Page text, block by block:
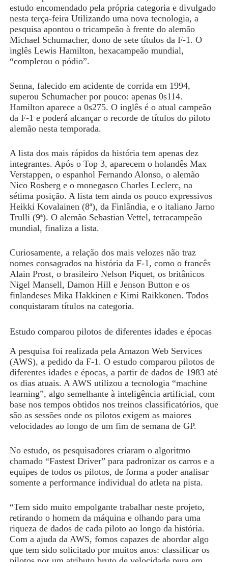
estudo encomendado pela própria categoria e divulgado
nesta terça-feira Utilizando uma nova tecnologia, a
pesquisa apontou o tricampeão à frente do alemão
Michael Schumacher, dono de sete títulos da F-1. O
inglês Lewis Hamilton, hexacampeão mundial,
“completou o pódio”.
Senna, falecido em acidente de corrida em 1994,
superou Schumacher por pouco: apenas 0s114.
Hamilton aparece a 0s275. O inglês é o atual campeão
da F-1 e poderá alcançar o recorde de títulos do piloto
alemão nesta temporada.
A lista dos mais rápidos da história tem apenas dez
integrantes. Após o Top 3, aparecem o holandês Max
Verstappen, o espanhol Fernando Alonso, o alemão
Nico Rosberg e o monegasco Charles Leclerc, na
sétima posição. A lista tem ainda os pouco expressivos
Heikki Kovalainen (8ª), da Finlândia, e o italiano Jarno
Trulli (9ª). O alemão Sebastian Vettel, tetracampeão
mundial, finaliza a lista.
Curiosamente, a relação dos mais velozes não traz
nomes consagrados na história da F-1, como o francês
Alain Prost, o brasileiro Nelson Piquet, os britânicos
Nigel Mansell, Damon Hill e Jenson Button e os
finlandeses Mika Hakkinen e Kimi Raikkonen. Todos
conquistaram títulos na categoria.
Estudo comparou pilotos de diferentes idades e épocas
A pesquisa foi realizada pela Amazon Web Services
(AWS), a pedido da F-1. O estudo comparou pilotos de
diferentes idades e épocas, a partir de dados de 1983 até
os dias atuais. A AWS utilizou a tecnologia “machine
learning”, algo semelhante à inteligência artificial, com
base nos tempos obtidos nos treinos classificatórios, que
são as sessões onde os pilotos exigem as maiores
velocidades ao longo de um fim de semana de GP.
No estudo, os pesquisadores criaram o algoritmo
chamado “Fastest Driver” para padronizar os carros e a
equipes de todos os pilotos, de forma a poder analisar
somente a performance individual do atleta na pista.
“Tem sido muito empolgante trabalhar neste projeto,
retirando o homem da máquina e olhando para uma
riqueza de dados de cada piloto ao longo da história.
Com a ajuda da AWS, fomos capazes de abordar algo
que tem sido solicitado por muitos anos: classificar os